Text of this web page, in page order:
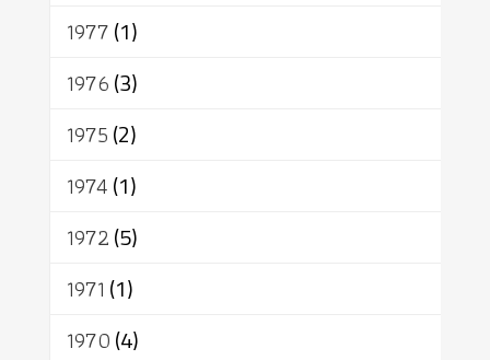
1977(1)
1976(3)
1975(2)
1974(1)
1972(5)
1971 (1)
1970(4)